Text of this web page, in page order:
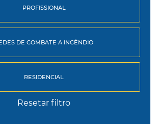
PROFISSIONAL
DE COMBATE A INCÊNDIO
RESIDENCIAL
Resetar filtro